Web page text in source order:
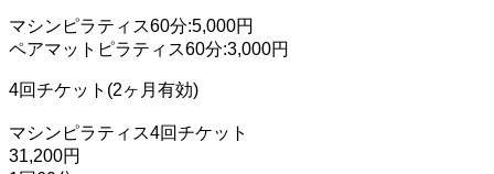
マシンピラティス60分:5,000円
ペアマットピラティス60分:3,000円
4回チケット(2ヶ月有効)
マシンピラティス4回チケット
31,200円